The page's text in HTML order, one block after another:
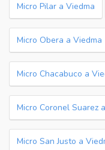
Micro Pilar a Viedma
Micro Obera a Viedma
Micro Chacabuco a
Micro Coronel Suarez
Micro San Justo a